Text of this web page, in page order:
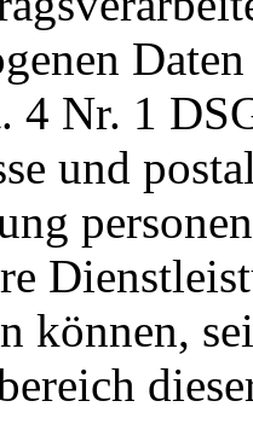
4 Nr. 1
und
können,